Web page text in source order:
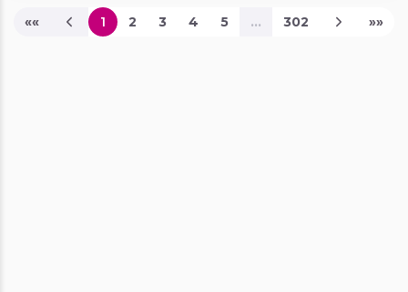
«« 1Página Actual
2 3 4 5 ... 302 »»